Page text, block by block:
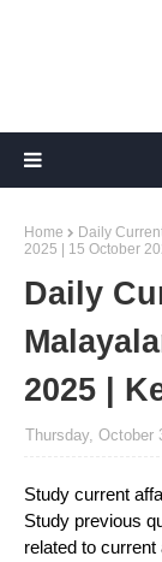
Home Daily
2025 | 15 October
Daily
2025 |
Thursday, October
Study current
Study previous
related to